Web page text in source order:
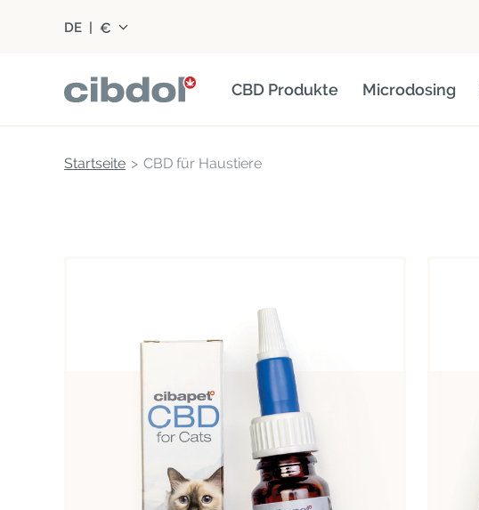
DE | €
CBD Produkte Microdosing
Startseite CBD für Haustiere